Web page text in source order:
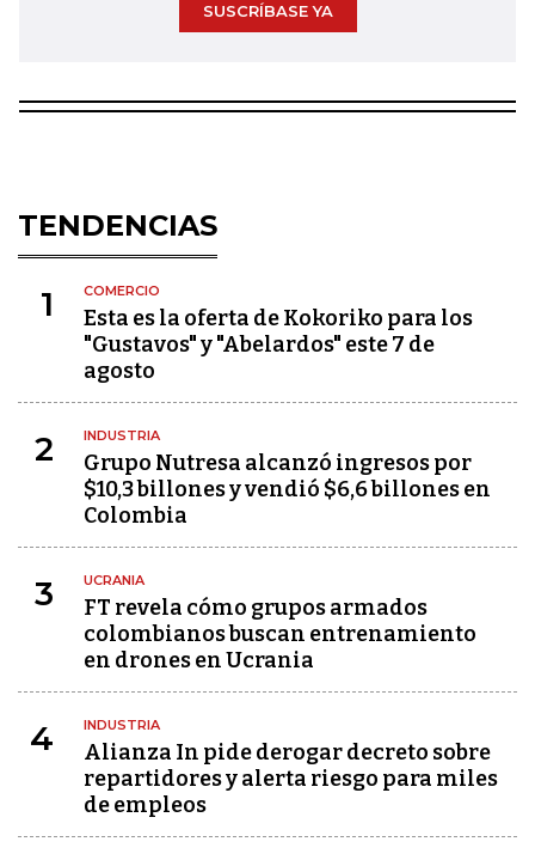
SUSCRÍBASE YA
TENDENCIAS
1 COMERCIO
Esta es la oferta de Kokoriko para los
"Gustavos" y "Abelardos" este 7 de
agosto
2 INDUSTRIA
Grupo Nutresa alcanzó ingresos por
$10,3 billones y vendió $6,6 billones en
Colombia
3 UCRANIA
FT revela cómo grupos armados
colombianos buscan entrenamiento
en drones en Ucrania
4 INDUSTRIA
Alianza In pide derogar decreto sobre
repartidores y alerta riesgo para miles
de empleos